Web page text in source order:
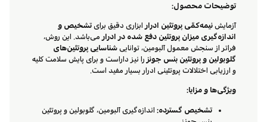
توضیحات محصول:
آزمایشنیمه‌کمّی پروتئین ادرار ابزاری دقیق برایتشخیص و
اندازه‌گیری میزان پروتئین دفع شده در ادرار می‌باشد. این روش،
فراتر از سنجش معمول آلبومین، تواناییشناسایی پروتئین‌های
گلوبولین و پروتئین بنس جونز را نیز داراست و برای پایش سلامت کلیه
و ارزیابی اختلالات پروتئینی ادرار بسیار مفید است.
ویژگی‌ها و مزایا:
تشخیص گسترده: اندازه‌گیری آلبومین، گلوبولین و پروتئین